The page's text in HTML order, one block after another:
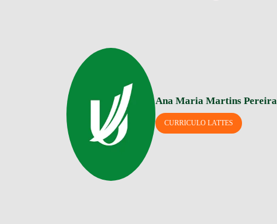
Ana Maria Martins Pereira
CURRICULO LATTES